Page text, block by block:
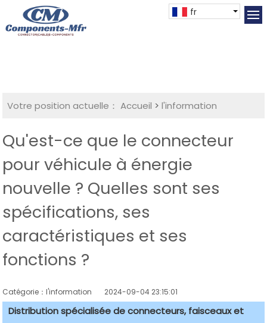
fr
Votre position actuelle： Accueil >l'information
Qu'est-ce que le connecteur
pour véhicule à énergie
nouvelle ? Quelles sont ses
spécifications, ses
caractéristiques et ses
fonctions ?
Catégorie：l'information 2024-09-04 23:15:01
Distribution spécialisée de connecteurs, faisceaux et